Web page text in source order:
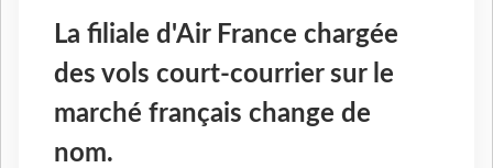
La filiale d'Air France chargée
des vols court-courrier sur le
marché français change de
nom.